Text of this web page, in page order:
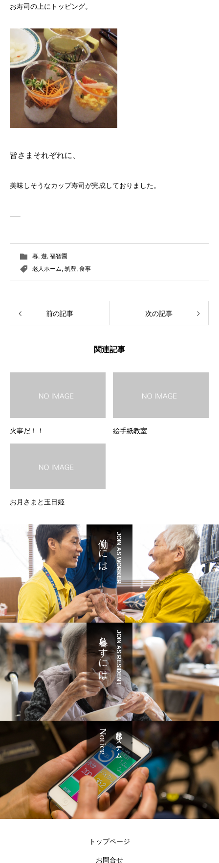
お寿司の上にトッピング。
皆さまそれぞれに、
美味しそうなカップ寿司が完成しておりました。
—–
暮, 遊, 福智園
老人ホーム, 筑豊, 食事
前の記事 次の記事
関連記事
火事だ！！ 絵手紙教室
お月さまと玉日姫
JOIN AS WORKER
働くには
JOIN AS RESIDENT
暮らすには
記録システム
Notice
トップページ
お問合せ